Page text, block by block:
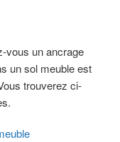
vous un ancrage
un sol meuble est
trouverez ci-